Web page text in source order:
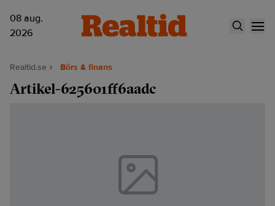
08 aug.
2026
Realtid.se Börs & finans
Artikel-625601ff6aadc